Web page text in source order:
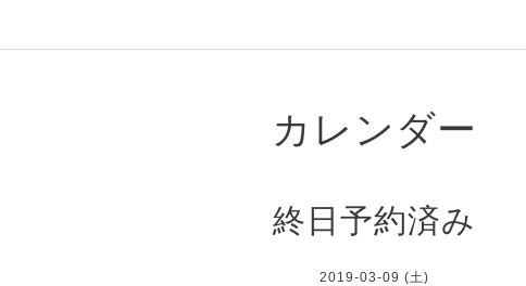
カレンダー
終日予約済み
2019-03-09 (土)